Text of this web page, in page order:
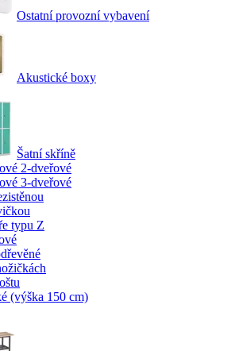
Ostatní provozní vybavení
Akustické boxy
Šatní skříně
2-dveřové
3-dveřové
typu Z
(výška 150 cm)